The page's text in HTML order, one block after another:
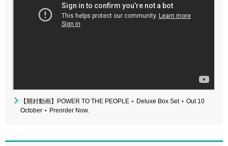
【開封動画】POWER TO THE PEOPLE ⋆ Deluxe Box Set ⋆ Out 10
October ⋆ Preorder Now.